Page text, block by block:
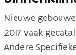
Nieuwe
2017 vaak
Andere